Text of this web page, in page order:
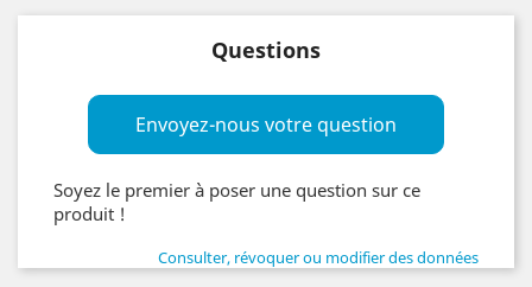
Questions
Envoyez-nous votre question
Soyez le premier à poser une question sur ce
produit !
Consulter, révoquer ou modifier des données